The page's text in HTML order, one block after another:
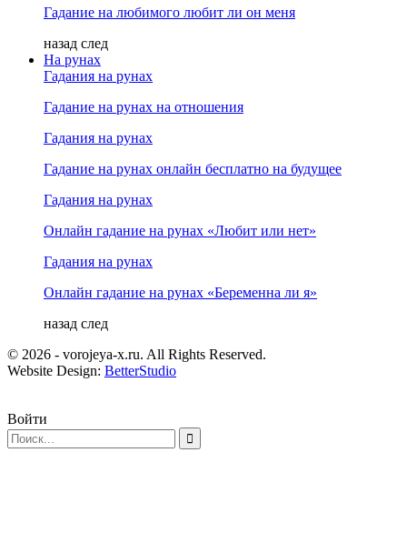
Гадание на любимого любит ли он меня
назад след
На рунах
Гадания на рунах
Гадание на рунах на отношения
Гадания на рунах
Гадание на рунах онлайн бесплатно на будущее
Гадания на рунах
Онлайн гадание на рунах «Любит или нет»
Гадания на рунах
Онлайн гадание на рунах «Беременна ли я»
назад след
© 2026 - vorojeya-x.ru. All Rights Reserved.
Website Design: BetterStudio
Войти